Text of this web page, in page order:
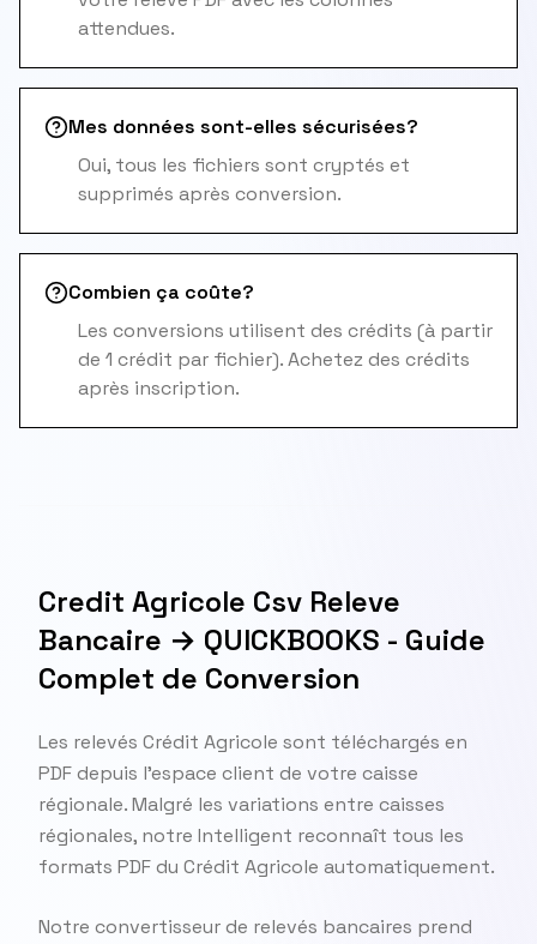
attendues.
Mes données sont-elles sécurisées?
Oui, tous les fichiers sont cryptés et
supprimés après conversion.
Combien ça coûte?
Les conversions utilisent des crédits (à partir
de 1 crédit par fichier). Achetez des crédits
après inscription.
Credit Agricole Csv Releve
Bancaire → QUICKBOOKS - Guide
Complet de Conversion
Les relevés Crédit Agricole sont téléchargés en
PDF depuis l'espace client de votre caisse
régionale. Malgré les variations entre caisses
régionales, notre Intelligent reconnaît tous les
formats PDF du Crédit Agricole automatiquement.
Notre convertisseur de relevés bancaires prend